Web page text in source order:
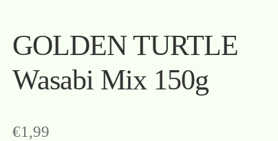
GOLDEN TURTLE
Wasabi Mix 150g
€1,99